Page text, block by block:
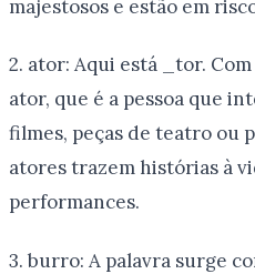
majestosos e estão em
2. ator: Aqui está _tor.
ator, que é a pessoa que
filmes, peças de teatro ou
atores trazem histórias à
performances.
3. burro: A palavra surge